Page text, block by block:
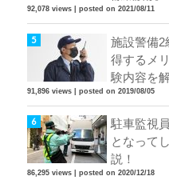
92,078 views posted on 2021/08/11
施設警備2
得するメ
験内容を
91,896 views posted on 2019/08/05
駐車監視
となって
説！
86,295 views posted on 2020/12/18